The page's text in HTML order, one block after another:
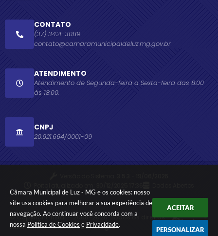
Câmara Municipal de Luz - MG e os cookies: nosso
site usa cookies para melhorar a sua experiência de
navegação. Ao continuar você concorda com a
nossa Política de Cookies e Privacidade.
ACEITAR
PERSONALIZAR
CONTATO
(37) 3421-3089
contato@camaramunicipaldeluz.mg.gov.br
ATENDIMENTO
Atendimento de Segunda-feira a Sexta-feira das 8:00
às 18:00.
CNPJ
20.921.664/0001-09
© Copyright Instar - 2006-2026. Todos os direitos
reservados -Instar Tecnologia